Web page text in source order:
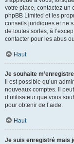
votre place, contactez un
phpBB Limited et les
conseils juridiques et ne
de toutes sortes, à
contacter pour les abus
Haut
Je souhaite
Il est possible qu’un
nouveaux comptes. Il
d’utilisateur que vous
pour obtenir de l’aide.
Haut
Je suis enregistré mais